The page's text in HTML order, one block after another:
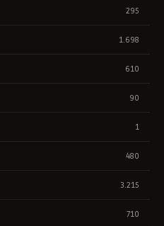
295
1.698
610
90
1
480
3.215
710